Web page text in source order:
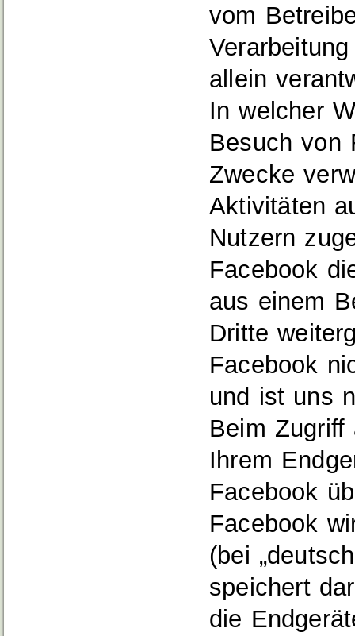
vom
allein
In welcher
Besuch von
Zwecke
Aktivitäten
Nutzern
Facebook
aus einem
Dritte
Facebook
und ist uns
Beim Zugriff
Ihrem
Facebook
Facebook
(bei
speichert
die